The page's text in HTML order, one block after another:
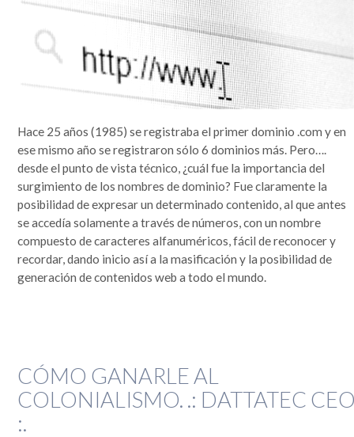
Hace 25 años (1985) se registraba el primer dominio .com y en
ese mismo año se registraron sólo 6 dominios más. Pero….
desde el punto de vista técnico, ¿cuál fue la importancia del
surgimiento de los nombres de dominio? Fue claramente la
posibilidad de expresar un determinado contenido, al que antes
se accedía solamente a través de números, con un nombre
compuesto de caracteres alfanuméricos, fácil de reconocer y
recordar, dando inicio así a la masificación y la posibilidad de
generación de contenidos web a todo el mundo.
CÓMO GANARLE AL
COLONIALISMO. .: DATTATEC
:.